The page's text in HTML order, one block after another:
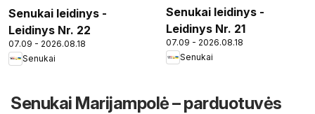
Senukai leidinys -
Leidinys Nr. 22
07.09 - 2026.08.18
Senukai
Senukai leidinys -
Leidinys Nr. 21
07.09 - 2026.08.18
Senukai
Senukai Marijampolė – parduotuvės